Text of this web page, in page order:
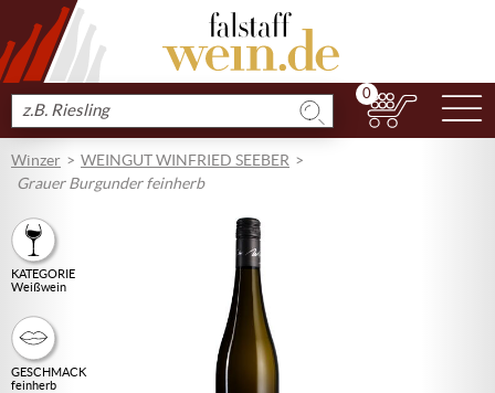
Produkt
suchen
0
Winzer
WEINGUT WINFRIED SEEBER
Grauer Burgunder feinherb
KATEGORIE
Weißwein
GESCHMACK
feinherb